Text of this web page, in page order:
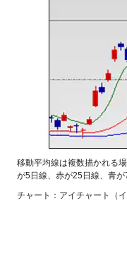
移動平均線は複数描かれる
が5日線、赤が25日線、青が
チャート：アイチャート（